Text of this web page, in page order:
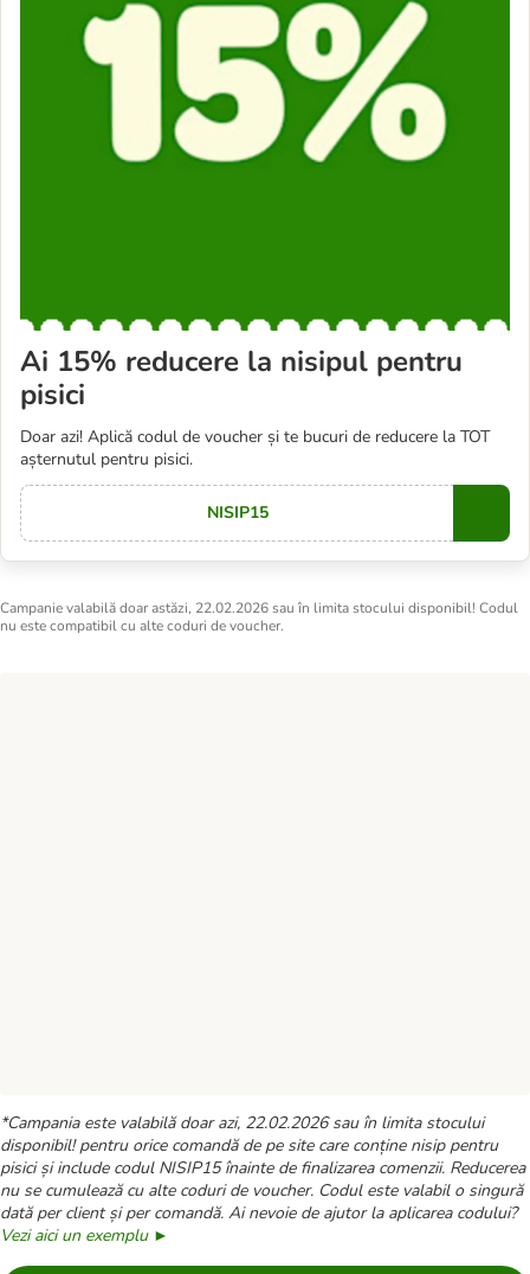
Ai 15% reducere la nisipul pentru
pisici
Doar azi! Aplică codul de voucher și te bucuri de reducere la TOT
așternutul pentru pisici.
NISIP15
Campanie valabilă doar astăzi, 22.02.2026 sau în limita stocului disponibil! Codul
nu este compatibil cu alte coduri de voucher.
*Campania este valabilă doar azi, 22.02.2026 sau în limita stocului
disponibil! pentru orice comandă de pe site care conține nisip pentru
pisici și include codul NISIP15 înainte de finalizarea comenzii. Reducerea
nu se cumulează cu alte coduri de voucher. Codul este valabil o singură
dată per client și per comandă. Ai nevoie de ajutor la aplicarea codului?
Vezi aici un exemplu ►